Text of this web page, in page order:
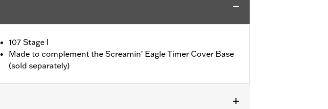
107 Stage I
Made to complement the Screamin’ Eagle Timer Cover Base
(sold separately)